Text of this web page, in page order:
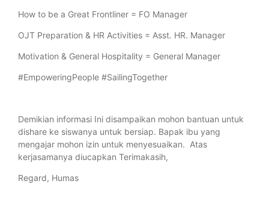
How to be a Great Frontliner = FO Manager
OJT Preparation & HR Activities = Asst. HR. Manager
Motivation & General Hospitality = General Manager
#EmpoweringPeople #SailingTogether
Demikian informasi Ini disampaikan mohon bantuan untuk
dishare ke siswanya untuk bersiap. Bapak ibu yang
mengajar mohon izin untuk menyesuaikan. Atas
kerjasamanya diucapkan Terimakasih,
Regard, Humas